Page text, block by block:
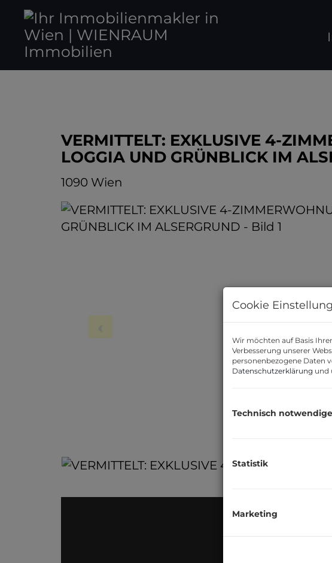
VERMITTELT: EXKLUSIVE 4-
LOGGIA UND GRÜNBLICK IM
1090 Wien
Cookie
Wir möchten auf Basis
Verbesserung unserer
personenbezogene Daten
Datenschutzerklärung und
Technisch
Statistik
Marketing